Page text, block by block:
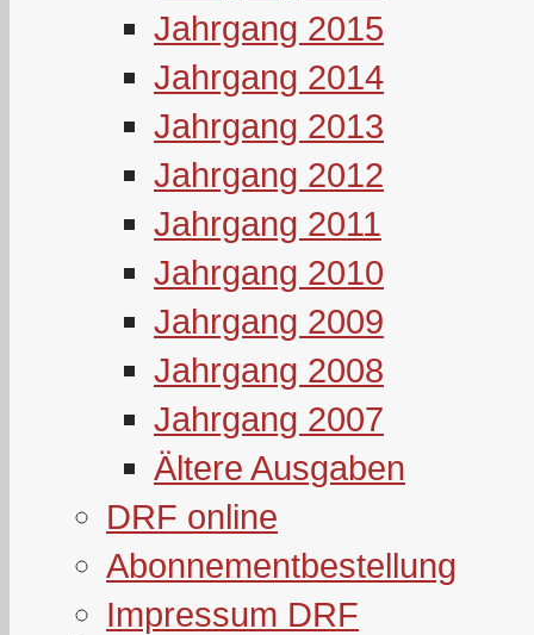
Jahrgang 2015
Jahrgang 2014
Jahrgang 2013
Jahrgang 2012
Jahrgang 2011
Jahrgang 2010
Jahrgang 2009
Jahrgang 2008
Jahrgang 2007
Ältere Ausgaben
DRF online
Abonnementbestellung
Impressum DRF